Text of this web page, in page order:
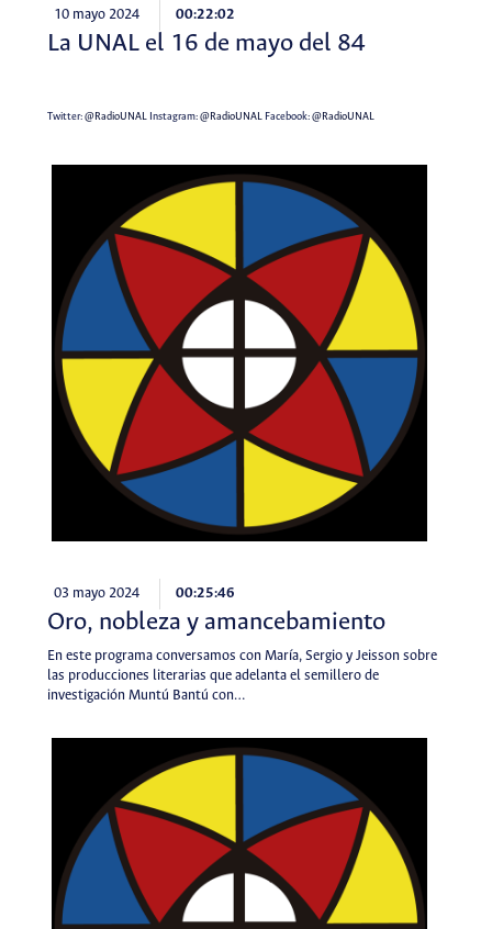
10 mayo 2024 00:22:02
La UNAL el 16 de mayo del 84
Twitter:@RadioUNALInstagram:@RadioUNALFacebook:@RadioUNAL
03 mayo 2024 00:25:46
Oro, nobleza y amancebamiento
En este programa conversamos con María, Sergio y Jeisson sobre
las producciones literarias que adelanta el semillero de
investigación Muntú Bantú con…